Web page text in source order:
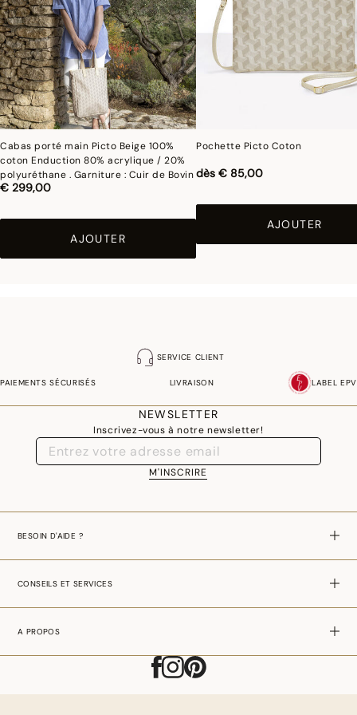
Cabas porté main Picto Beige 100%
coton Enduction 80% acrylique / 20%
polyuréthane . Garniture : Cuir de Bovin
€ 299,00
AJOUTER
Pochette Picto Coton
dès € 85,00
AJOUTER
qui ne s'effaceront pas avec le temps. Un travail minutieux afin d'obtenir des
dessins fins et précis, comme une gravure. Le maroquinier ensuite met en forme
les articles grâce aux mains des artisans qui opèrent une magie délicate. De
l'assemblage des poignées à la couture de la ganse en cuir, tout est précision. Les
finitions soignées profèrent aux sacs un caractère luxueux, les coutures intérieures
sont gansées, le haut du sac est fini par un bord anglais en cuir. Les poignées sans
armatures pour une plus de souplesse et d'élégance, aux bordures fine
SERVICE CLIENT
PAIEMENTS SÉCURISÉS LIVRAISON LABEL EPV
NEWSLETTER
Inscrivez-vous à notre newsletter!
M'INSCRIRE
BESOIN D'AIDE ?
CONSEILS ET SERVICES
A PROPOS